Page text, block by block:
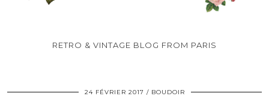
RETRO & VINTAGE BLOG FROM PARIS
24 FÉVRIER 2017 BOUDOIR